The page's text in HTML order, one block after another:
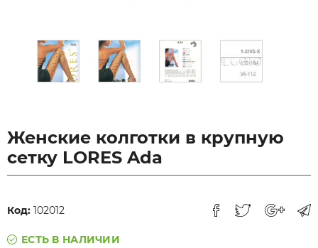
Женские колготки в крупную
сетку LORES Ada
Код: 102012
ЕСТЬ В НАЛИЧИИ